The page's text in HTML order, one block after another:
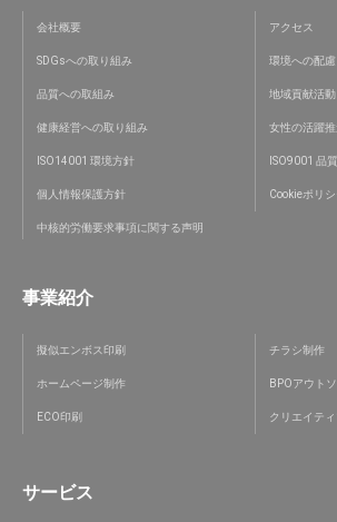
会社概要 アクセス
SDGsへの取り組み 環境への配慮
品質への取組み 地域貢献活動
健康経営への取り組み 女性の活躍
ISO14001 環境方針 ISO9001 品
個人情報保護方針 Cookieポリシ
中核的労働要求事項に関する声明
事業紹介
擬似エンボス印刷 チラシ制作
ホームページ制作 BPOアウト
ECO印刷 クリエイテ
サービス